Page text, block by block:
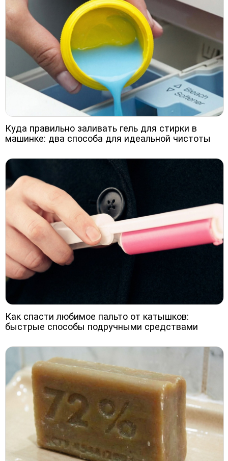
Куда правильно заливать гель для стирки в
машинке: два способа для идеальной чистоты
Как спасти любимое пальто от катышков:
быстрые способы подручными средствами